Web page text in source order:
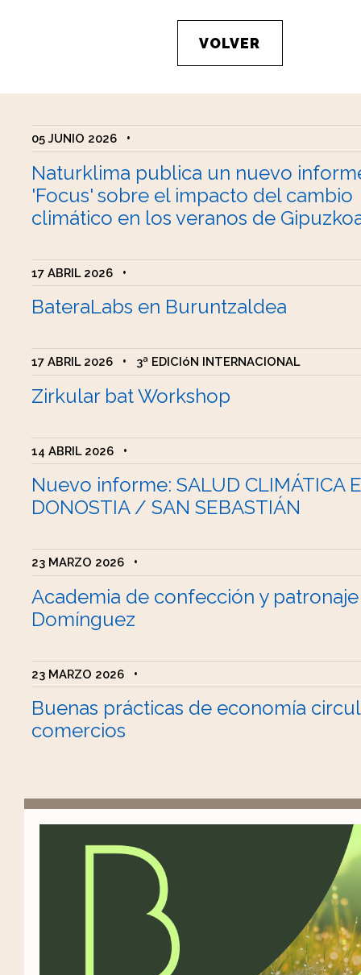
VOLVER
05 JUNIO 2026 •
Naturklima publica un nuevo
'Focus' sobre el impacto del cambio
climático en los veranos de
17 ABRIL 2026 •
BateraLabs en Buruntzaldea
17 ABRIL 2026 • 3ª EDICIóN INTERNACIONAL
Zirkular bat Workshop
14 ABRIL 2026 •
Nuevo informe: SALUD CLIMÁTICA
DONOSTIA / SAN SEBASTIÁN
23 MARZO 2026 •
Academia de confección y
Domínguez
23 MARZO 2026 •
Buenas prácticas de economía
comercios